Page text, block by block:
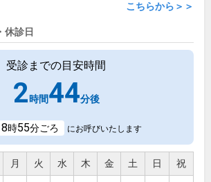
こちらから＞＞
休診日
受診までの目安時間
2時間44分後
時55分ごろ にお呼びいたします
月 火 水 木 金 土 日 祝